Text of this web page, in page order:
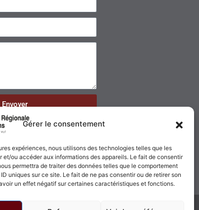
Gérer le consentement
expériences, nous utilisons des technologies telles que les
et/ou accéder aux informations des appareils. Le fait de consentir
permettra de traiter des données telles que le comportement
uniques sur ce site. Le fait de ne pas consentir ou de retirer son
un effet négatif sur certaines caractéristiques et fonctions.
Envoyer